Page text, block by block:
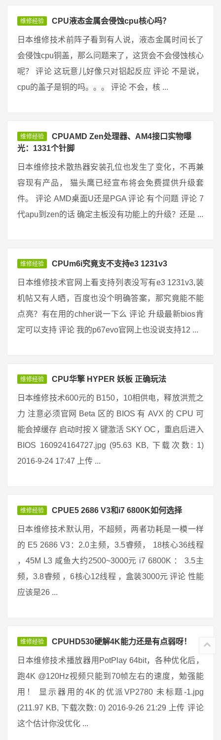
维修经验 CPU液态金属会侵蚀cpu核心吗？
日本维修技术前阵子看到有人说，液态金属时间长了
会侵蚀cpu铜盖，那么问题来了，这货会不会侵蚀核心
呢？ 评论 这玩意儿好像只对铝起反应 评论 不是说，
cpu的盖子是铜的吗。。。 评论 不会，核 ...
维修经验
CPUAMD Zen处理器、AM4接口实物曝
光：1331个针脚
日本维修技术散热器安装孔位也发生了变化，不再兼
容现有产品， 猫头鹰已经宣布将会免费提供升级套
件。 评论 AMD桌面U还是PGA 评论 有个问题 评论 7
代apu到zen的话 确定主板没有功能上的升级？还是 ...
维修经验 CPUm6i究竟支不支持e3 1231v3
日本维修技术官网上看支持列表没写有e3 1231v3,装
机帖又有人晒，百度也没个明确答案，那究竟能不能
点亮？有在用的chher说一下么 评论 升级最新bios肯
定可以支持 评论 我的p67evo官网上也没说支持12 ...
维修经验 CPU华擎 HYPER 妖板 正确玩法
日本维修技术600元的 B150，10相供电，释放洪荒之
力 注意必须官网 Beta 区的 BIOS 有 AVX 的 CPU 可
能会掉缓存 启动时按 X 键激活 SKY OC，重启后进入
BIOS 160924164727.jpg (95.63 KB, 下载次数: 1)
2016-9-24 17:47 上传 ...
维修经验 CPUE5 2686 V3和i7 6800K如何选择
日本维修技术默认用，不超频，两者功耗是一模一样
的 E5 2686 V3：2.0主频，3.5睿频， 18核心36线程
，45M L3 咸鱼大约2500~3000元 i7 6800K ： 3.5主
频，3.8睿频 ，6核心12线程 ，盒装3000元 评论 性能
应该是26 ...
维修经验 CPUHD530硬解4K能力还是有点弱呀！
日本维修技术播放器用PotPlay 64bit，各种优化后，
跑4K @120Hz视频只能到70帧左右的速度，勉强能
用！ 显示器用的4K的优派VP2780 未标题-1.jpg
(211.97 KB, 下载次数: 0) 2016-9-26 21:29 上传 评论
这个估计你没优化 ...